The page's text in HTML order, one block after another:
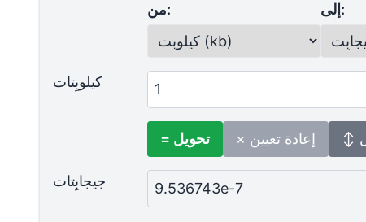
من: إلى:
كيلوبِتات
= تحويل × إعادة تعيين
جيجابِتات 9.536743e-7